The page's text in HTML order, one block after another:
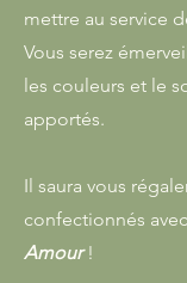
mettre au service
Vous serez
les couleurs et le
apportés.
Il saura vous
confectionnés avec
Amour!